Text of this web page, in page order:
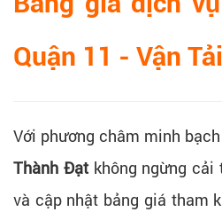
Quận 11​ - Vận
Với phương châm minh
Thành Đạtkhông ngừng cải
và cập nhật bảng giá tham